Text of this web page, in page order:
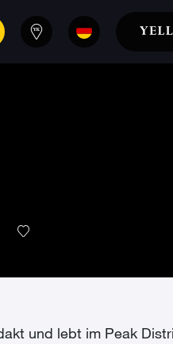
und lebt im Peak